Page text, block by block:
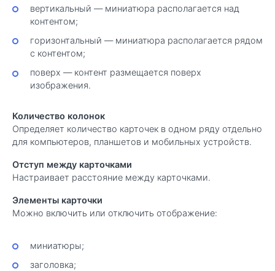
вертикальный — миниатюра располагается над
контентом;
горизонтальный — миниатюра располагается рядом
с контентом;
поверх — контент размещается поверх
изображения.
Количество колонок
Определяет количество карточек в одном ряду отдельно
для компьютеров, планшетов и мобильных устройств.
Отступ между карточками
Настраивает расстояние между карточками.
Элементы карточки
Можно включить или отключить отображение:
миниатюры;
заголовка;